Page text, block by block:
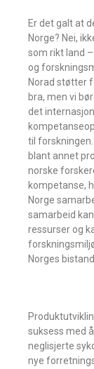
Er det galt at
Norge? Nei,
som rikt land
og
Norad støtter
bra, men vi
det
til
blant annet
norske
kompetanse,
Norge
samarbeid
ressurser og
Norges
suksess med
neglisjerte
nye